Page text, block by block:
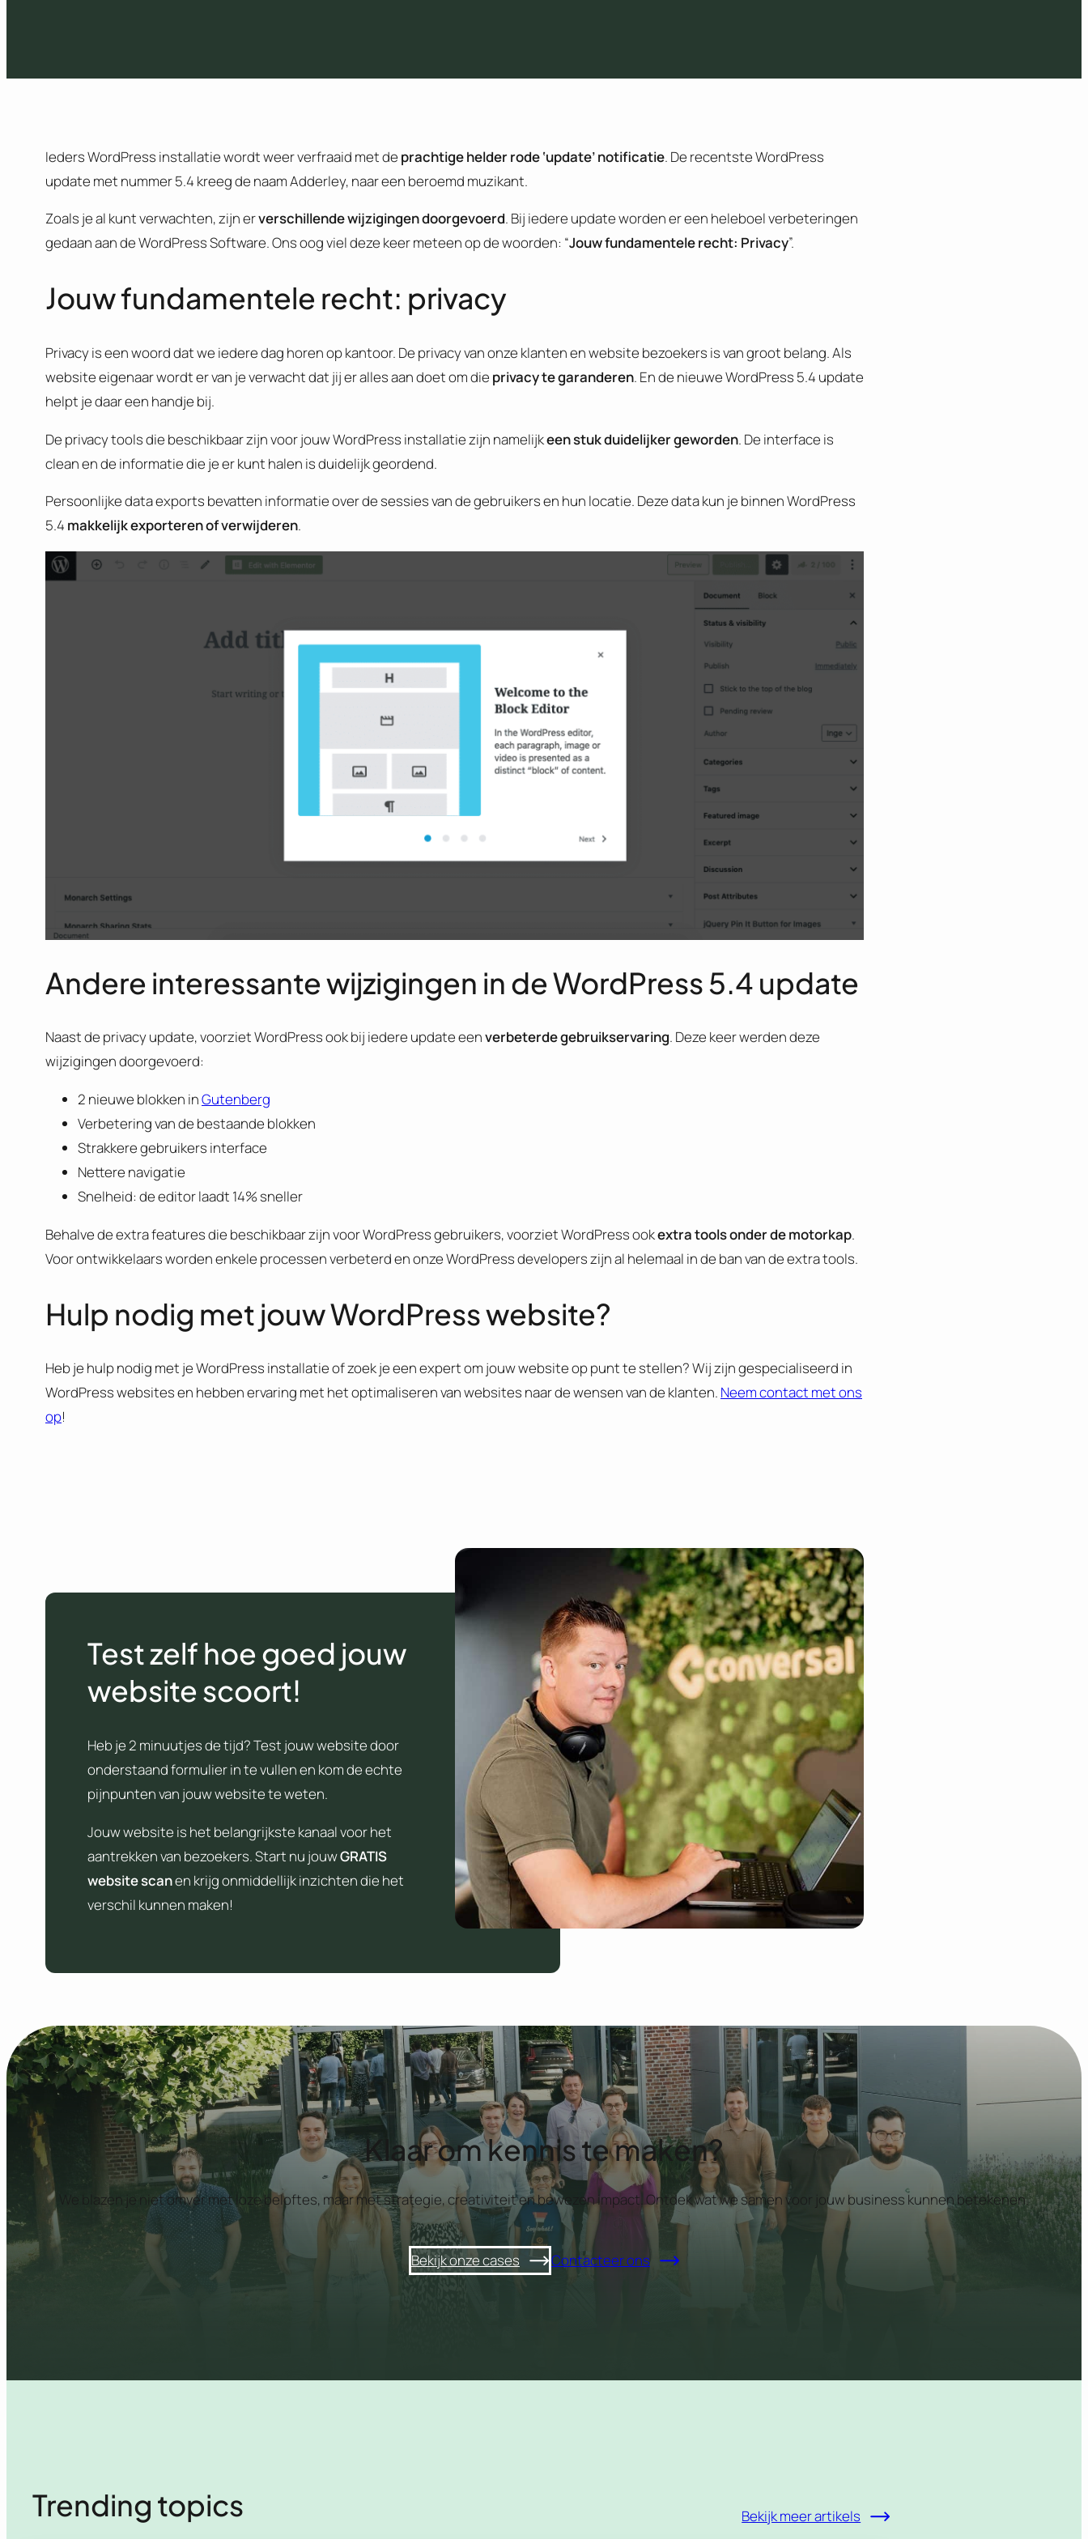
Ieders WordPress installatie wordt weer verfraaid met de prachtige helder rode ‘update’ notificatie. De recentste WordPress
update met nummer 5.4 kreeg de naam Adderley, naar een beroemd muzikant.
Zoals je al kunt verwachten, zijn erverschillende wijzigingen doorgevoerd. Bij iedere update worden er een heleboel verbeteringen
gedaan aan de WordPress Software. Ons oog viel deze keer meteen op de woorden: “Jouw fundamentele recht: Privacy”.
Jouw fundamentele recht: privacy
Privacy is een woord dat we iedere dag horen op kantoor. De privacy van onze klanten en website bezoekers is van groot belang. Als
website eigenaar wordt er van je verwacht dat jij er alles aan doet om die privacy te garanderen. En de nieuwe WordPress 5.4 update
helpt je daar een handje bij.
De privacy tools die beschikbaar zijn voor jouw WordPress installatie zijn namelijkeen stuk duidelijker geworden. De interface is
clean en de informatie die je er kunt halen is duidelijk geordend.
Persoonlijke data exports bevatten informatie over de sessies van de gebruikers en hun locatie. Deze data kun je binnen WordPress
5.4 makkelijk exporteren of verwijderen.
Andere interessante wijzigingen in de WordPress 5.4 update
Naast de privacy update, voorziet WordPress ook bij iedere update eenverbeterde gebruikservaring. Deze keer werden deze
wijzigingen doorgevoerd:
2 nieuwe blokken inGutenberg
Verbetering van de bestaande blokken
Strakkere gebruikers interface
Nettere navigatie
Snelheid: de editor laadt 14% sneller
Behalve de extra features die beschikbaar zijn voor WordPress gebruikers, voorziet WordPress ookextra tools onder de motorkap.
Voor ontwikkelaars worden enkele processen verbeterd en onze WordPress developers zijn al helemaal in de ban van de extra tools.
Hulp nodig met jouw WordPress website?
Heb je hulp nodig met je WordPress installatie of zoek je een expert om jouw website op punt te stellen? Wij zijn gespecialiseerd in
WordPress websites en hebben ervaring met het optimaliseren van websites naar de wensen van de klanten. Neem contact met ons
op!
Test zelf hoe goed jouw
website scoort!
Heb je 2 minuutjes de tijd? Test jouw website door
onderstaand formulier in te vullen en kom de echte
pijnpunten van jouw website te weten.
Jouw website is het belangrijkste kanaal voor het
aantrekken van bezoekers. Start nu jouwGRATIS
website scanen krijg onmiddellijk inzichten die het
verschil kunnen maken!
Klaar om kennis te maken?
We blazen je niet omver met loze beloftes, maar met strategie, creativiteit en bewezen impact. Ontdek wat we samen voor jouw business kunnen betekenen.
Bekijk onze cases Contacteer ons
Trending topics Bekijk meer artikels